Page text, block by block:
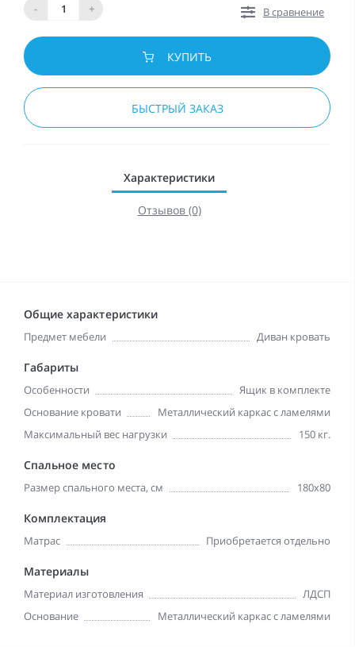
-
+
В сравнение
КУПИТЬ
БЫСТРЫЙ ЗАКАЗ
Характеристики
Отзывов (0)
Общие характеристики
Предмет мебели Диван кровать
Габариты
Особенности
Ящик в комплекте
Основание кровати
Металлический каркас с ламелями
Максимальный вес нагрузки
150 кг.
Спальное место
Размер спального места, см 180х80
Комплектация
Матрас Приобретается отдельно
Материалы
Материал изготовления
ЛДСП
Основание
Металлический каркас с ламелями